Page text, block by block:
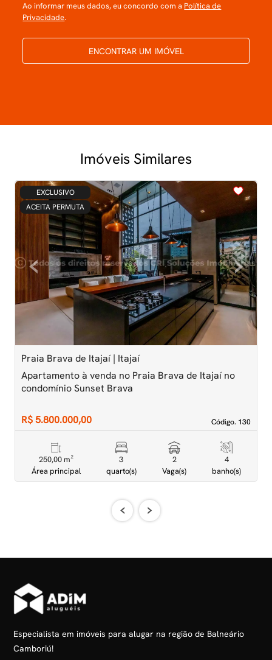
Ao informar meus dados, eu concordo com a Política de
Privacidade.
ENCONTRAR UM IMÓVEL
Imóveis Similares
EXCLUSIVO
ACEITA PERMUTA
<<<<
‹Previous ›Next
Praia Brava de Itajaí | Itajaí
Código. 130
Código. 130
Apartamento à venda no Praia Brava de Itajaí no
condomínio Sunset Brava
R$ 5.800.000,00
250,00 m²
Área principal
3
quarto(s)
2
Vaga(s)
4
banho(s)
‹ ›
Especialista em imóveis para alugar na região de Balneário
Camboriú!